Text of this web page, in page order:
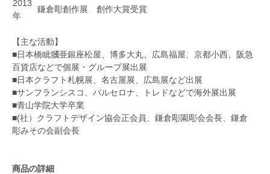
2013
年
鎌倉彫創作展 創作大賞受賞
【主な活動】
■日本橋眦膕亜銀座松屋、博多大丸、広島福屋、京都小西、阪急
百貨店などで個展・グループ展出展
■日本クラフト札幌展、名古屋展、広島展など出展
■サンフランシスコ、バルセロナ、トレドなどで海外展出展
■青山学院大学卒業
■(社）クラフトデザイン協会正会員、鎌倉彫園彫会会長、鎌倉
彫みその会副会長
商品の詳細